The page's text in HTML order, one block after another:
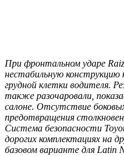
При фронтальном ударе
нестабильную
грудной клетки водителя.
также разочаровали,
салоне. Отсутствие
предотвращения
Система безопасности
дорогих комплектациях на
базовом варианте для Latin